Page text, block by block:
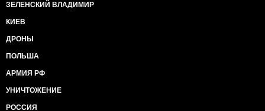
ЗЕЛЕНСКИЙ ВЛАДИМИР
КИЕВ
ДРОНЫ
ПОЛЬША
АРМИЯ РФ
УНИЧТОЖЕНИЕ
РОССИЯ